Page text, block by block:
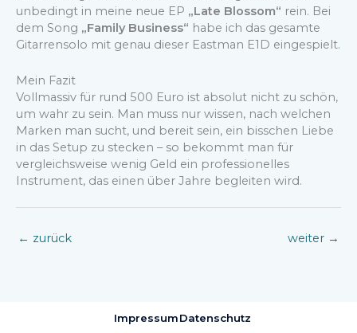
unbedingt in meine neue EP „Late Blossom“ rein. Bei
dem Song „Family Business“ habe ich das gesamte
Gitarrensolo mit genau dieser Eastman E1D eingespielt.
Mein Fazit
Vollmassiv für rund 500 Euro ist absolut nicht zu schön,
um wahr zu sein. Man muss nur wissen, nach welchen
Marken man sucht, und bereit sein, ein bisschen Liebe
in das Setup zu stecken – so bekommt man für
vergleichsweise wenig Geld ein professionelles
Instrument, das einen über Jahre begleiten wird.
← zurück weiter →
ImpressumDatenschutz